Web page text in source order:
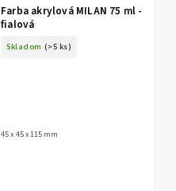
Farba akrylová MILAN 75 ml -
fialová
Skladom (>5 ks)
45 x 45 x 115 mm